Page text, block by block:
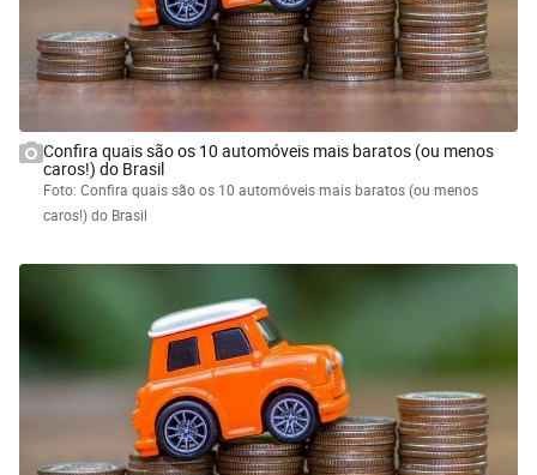
Confira quais são os 10 automóveis mais baratos (ou menos
caros!) do Brasil
Foto: Confira quais são os 10 automóveis mais baratos (ou menos
caros!) do Brasil